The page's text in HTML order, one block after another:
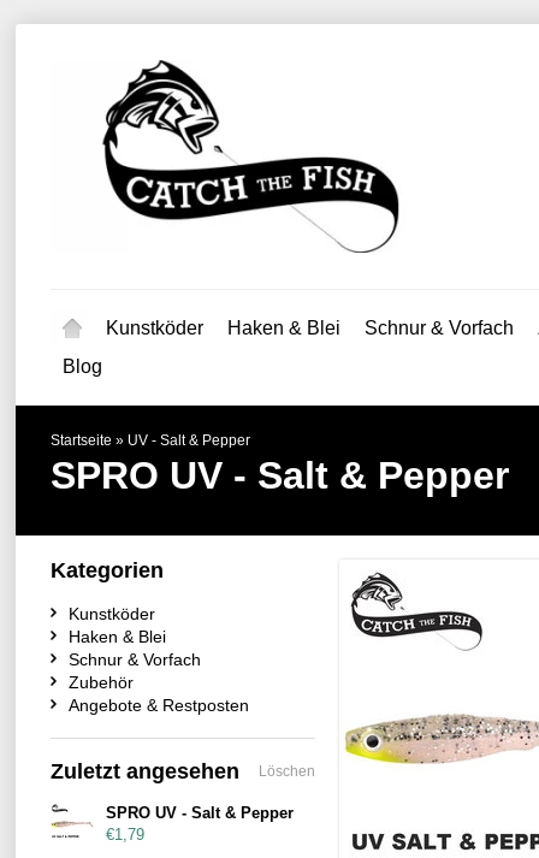
Kunstköder Haken & Blei Schnur & Vorfach
Blog
Startseite » UV - Salt & Pepper
SPRO UV - Salt & Pepper
Kategorien
Kunstköder
Haken & Blei
Schnur & Vorfach
Zubehör
Angebote & Restposten
Zuletzt angesehen Löschen
SPRO UV - Salt & Pepper
€1,79